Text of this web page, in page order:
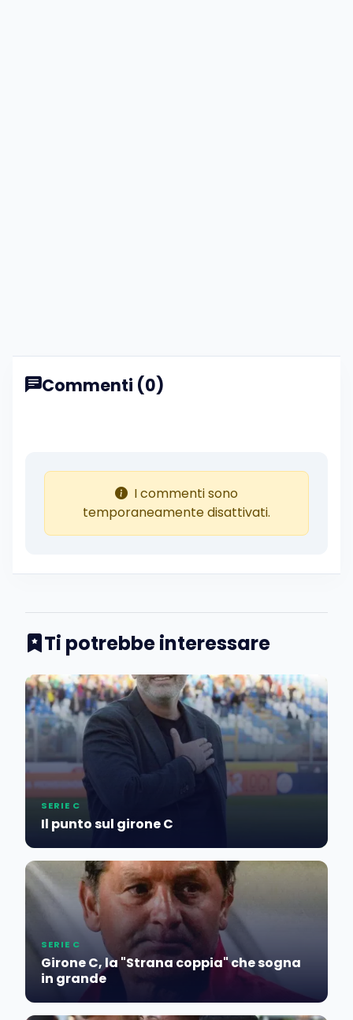
Commenti (0)
I commenti sono
temporaneamente disattivati.
Ti potrebbe interessare
SERIE C
Il punto sul girone C
SERIE C
Girone C, la "Strana coppia" che sogna
in grande